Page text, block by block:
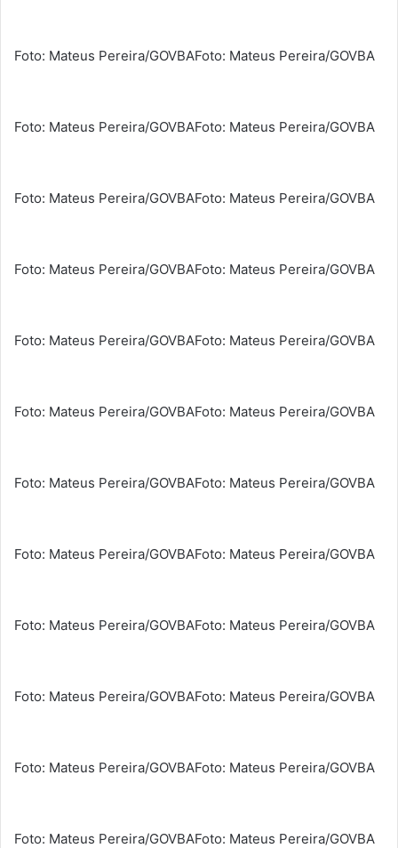
Foto: Mateus Pereira/GOVBAFoto: Mateus Pereira/GOVBA
Foto: Mateus Pereira/GOVBAFoto: Mateus Pereira/GOVBA
Foto: Mateus Pereira/GOVBAFoto: Mateus Pereira/GOVBA
Foto: Mateus Pereira/GOVBAFoto: Mateus Pereira/GOVBA
Foto: Mateus Pereira/GOVBAFoto: Mateus Pereira/GOVBA
Foto: Mateus Pereira/GOVBAFoto: Mateus Pereira/GOVBA
Foto: Mateus Pereira/GOVBAFoto: Mateus Pereira/GOVBA
Foto: Mateus Pereira/GOVBAFoto: Mateus Pereira/GOVBA
Foto: Mateus Pereira/GOVBAFoto: Mateus Pereira/GOVBA
Foto: Mateus Pereira/GOVBAFoto: Mateus Pereira/GOVBA
Foto: Mateus Pereira/GOVBAFoto: Mateus Pereira/GOVBA
Foto: Mateus Pereira/GOVBAFoto: Mateus Pereira/GOVBA